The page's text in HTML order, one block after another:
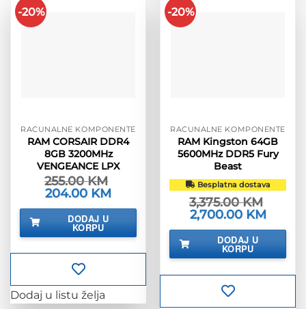
-20%
RAČUNALNE KOMPONENTE
RAM CORSAIR DDR4
8GB 3200MHz
VENGEANCE LPX
255.00KM
Izvorna
cijena
bila
255.00 KM.
204.00 KM
je:
DODAJ U
KORPU
Dodaj u listu želja
-20%
RAČUNALNE KOMPONENTE
RAM Kingston 64GB
5600MHz DDR5 Fury
Beast
Besplatna dostava
3,375.00KM
Izvorna
cijena
bila
je:
3,375.00 KM.
2,700.00 KM
je:
DODAJ U
KORPU